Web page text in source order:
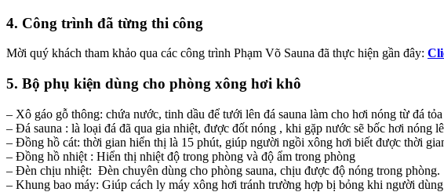
4. Công trình đã từng thi công
Mời quý khách tham khảo qua các công trình Phạm Võ Sauna đã thực hiện gần đây:
5. Bộ phụ kiện dùng cho phòng xông hơi khô
– Xô gáo gỗ thông: chứa nước, tinh dầu để tưới lên đá sauna làm cho hơi nóng từ đá
– Đá sauna : là loại đá đã qua gia nhiệt, được đốt nóng , khi gặp nước sẽ bốc hơi nóng
– Đồng hồ cát: thời gian hiển thị là 15 phút, giúp người ngồi xông hơi biết được thời
– Đồng hồ nhiệt : Hiển thị nhiệt độ trong phòng và độ ẩm trong phòng
– Đèn chịu nhiệt: Đèn chuyên dùng cho phòng sauna, chịu được độ nóng trong phòng.
– Khung bao máy: Giúp cách ly máy xông hơi tránh trường hợp bị bỏng khi người